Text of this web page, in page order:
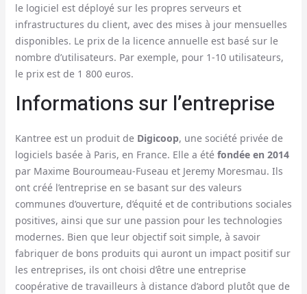
le logiciel est déployé sur les propres serveurs et
infrastructures du client, avec des mises à jour mensuelles
disponibles. Le prix de la licence annuelle est basé sur le
nombre d’utilisateurs. Par exemple, pour 1-10 utilisateurs,
le prix est de 1 800 euros.
Informations sur l’entreprise
Kantree est un produit de Digicoop, une société privée de
logiciels basée à Paris, en France. Elle a été fondée en 2014
par Maxime Bouroumeau-Fuseau et Jeremy Moresmau. Ils
ont créé l’entreprise en se basant sur des valeurs
communes d’ouverture, d’équité et de contributions sociales
positives, ainsi que sur une passion pour les technologies
modernes. Bien que leur objectif soit simple, à savoir
fabriquer de bons produits qui auront un impact positif sur
les entreprises, ils ont choisi d’être une entreprise
coopérative de travailleurs à distance d’abord plutôt que de